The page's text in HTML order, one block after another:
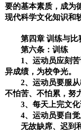
要的基本素质，成为
现代科学文化知识和
第四章 训练与比
第六条：训练
1、运动员应刻
异成绩，为校争光。
2、运动员要服
不怕苦、不怕累，努
3、每天上完文化
4、运动员要自觉
无故缺席、迟到